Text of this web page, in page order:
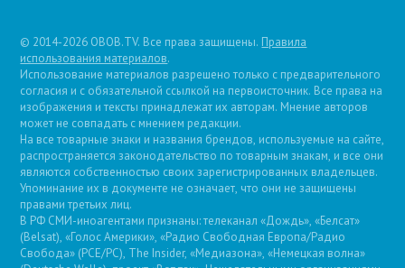
© 2014-2026 OBOB.TV. Все права защищены. Правила
использования материалов.
Использование материалов разрешено только с предварительного
согласия и с обязательной ссылкой на первоисточник. Все права на
изображения и тексты принадлежат их авторам. Мнение авторов
может не совпадать с мнением редакции.
На все товарные знаки и названия брендов, используемые на сайте,
распространяется законодательство по товарным знакам, и все они
являются собственностью своих зарегистрированных владельцев.
Упоминание их в документе не означает, что они не защищены
правами третьих лиц.
В РФ СМИ-иноагентами признаны: телеканал «Дождь», «Белсат»
(Belsat), «Голос Америки», «Радио Свободная Европа/Радио
Свобода» (PCE/PC), The Insider, «Медиазона», «Немецкая волна»